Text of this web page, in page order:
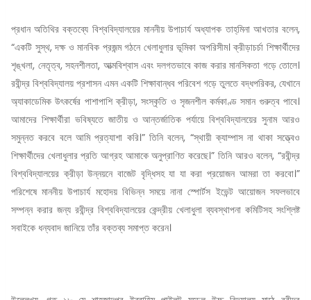
প্রধান অতিথির বক্তব্যে বিশ্ববিদ্যালয়ের মাননীয় উপাচার্য অধ্যাপক তাহ্‌মিনা আখতার বলেন,
“একটি সুস্থ, দক্ষ ও মানবিক প্রজন্ম গঠনে খেলাধুলার ভূমিকা অপরিসীম। ক্রীড়াচর্চা শিক্ষার্থীদের
শৃঙ্খলা, নেতৃত্ব, সহনশীলতা, আত্মবিশ্বাস এবং দলগতভাবে কাজ করার মানসিকতা গড়ে তোলে।
রবীন্দ্র বিশ্ববিদ্যালয় প্রশাসন এমন একটি শিক্ষাবান্ধব পরিবেশ গড়ে তুলতে বদ্ধপরিকর, যেখানে
অ্যাকাডেমিক উৎকর্ষের পাশাপাশি ক্রীড়া, সংস্কৃতি ও সৃজনশীল কর্মকাণ্ড সমান গুরুত্ব পাবে।
আমাদের শিক্ষার্থীরা ভবিষ্যতে জাতীয় ও আন্তর্জাতিক পর্যায়ে বিশ্ববিদ্যালয়ের সুনাম আরও
সমুন্নত করবে বলে আমি প্রত্যাশা করি।” তিনি বলেন, “স্থায়ী ক্যাম্পাস না থাকা সত্ত্বেও
শিক্ষার্থীদের খেলাধুলার প্রতি আগ্রহ আমাকে অনুপ্রাণিত করেছে।” তিনি আরও বলেন, “রবীন্দ্র
বিশ্ববিদ্যালয়ের ক্রীড়া উন্নয়নে বাজেট বৃদ্ধিসহ যা যা করা প্রয়োজন আমরা তা করবো।”
পরিশেষে মাননীয় উপাচার্য মহোদয় বিভিন্ন সময়ে নানা স্পোর্টস ইভেন্ট আয়োজন সফলভাবে
সম্পন্ন করার জন্য রবীন্দ্র বিশ্ববিদ্যালয়ের কেন্দ্রীয় খেলাধুলা ব্যবস্থাপনা কমিটিসহ সংশ্লিষ্ট
সবাইকে ধন্যবাদ জানিয়ে তাঁর বক্তব্য সমাপ্ত করেন।